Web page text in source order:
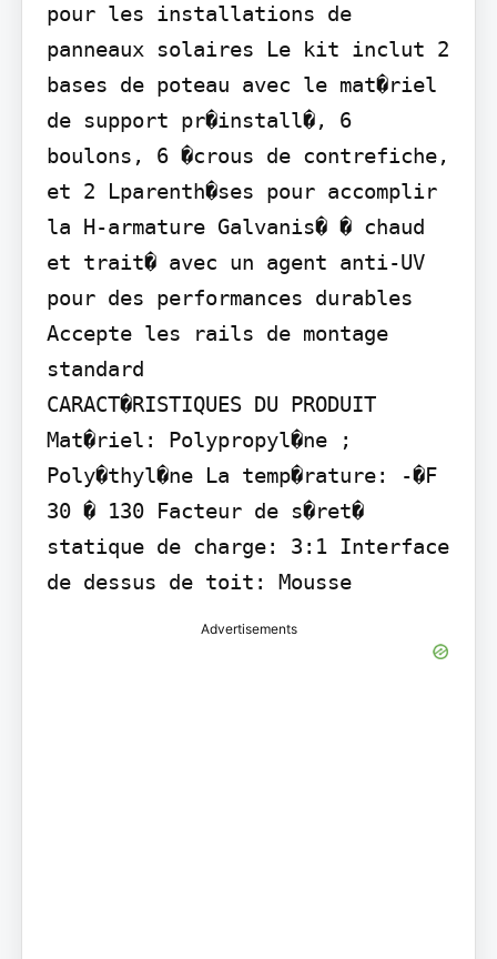
pour les installations de
panneaux solaires Le kit inclut 2
bases de poteau avec le mat�riel
de support pr�install�, 6
boulons, 6 �crous de contrefiche,
et 2 Lparenth�ses pour accomplir
la H-armature Galvanis� � chaud
et trait� avec un agent anti-UV
pour des performances durables
Accepte les rails de montage
standard
CARACT�RISTIQUES DU PRODUIT
Mat�riel: Polypropyl�ne ;
Poly�thyl�ne La temp�rature: -�F
30 � 130 Facteur de s�ret�
statique de charge: 3:1 Interface
de dessus de toit: Mousse
Advertisements